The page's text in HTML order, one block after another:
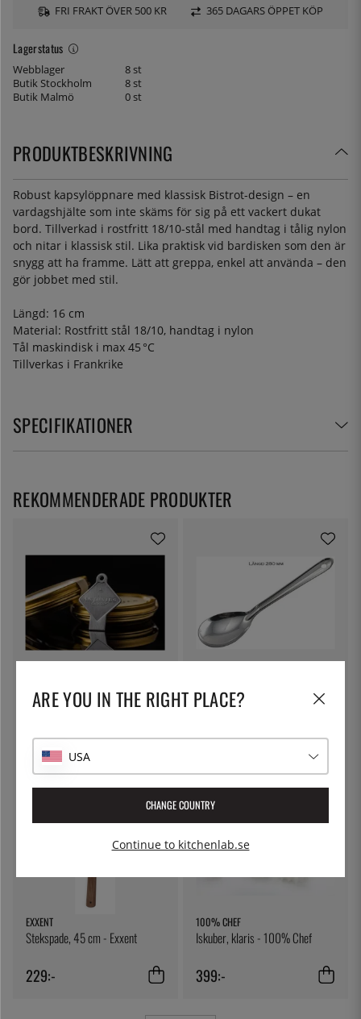
Lagerstatus
Webblager
8 st
Butik Stockholm
8 st
Butik Malmö
0 st
FRI FRAKT ÖVER 500 KR 365 DAGARS ÖPPET KÖP
PRODUKTBESKRIVNING
Robust kapsylöppnare med klassisk Bistrot-design – en
vardagshjälte som inte skäms för sig på ett vackert dukat
bord. Tillverkad i rostfritt 18/10-stål med handtag i tålig nylon
och nitar i klassisk stil. Lika praktisk vid bardisken som den är
snygg att ha framme. Lätt att greppa, enkel att använda – den
gör jobbet med stil.
Längd: 16 cm
Material: Rostfritt stål 18/10, handtag i nylon
Tål maskindisk i max 45 °C
Tillverkas i Frankrike
SPECIFIKATIONER
Burköppnare för caviar -
Antonius
149:-
Gastrosked / serveringssked
75:-
EXXENT
Stekspade, 45 cm - Exxent
229:-
100% CHEF
Iskuber, klaris - 100% Chef
399:-
REKOMMENDERADE PRODUKTER
ARE YOU IN THE RIGHT PLACE?
USA
CHANGE COUNTRY
Continue to kitchenlab.se